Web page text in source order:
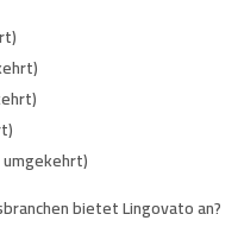
bietet Lingovato an?